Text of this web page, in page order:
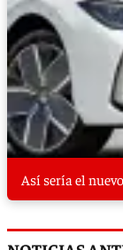
Así sería el